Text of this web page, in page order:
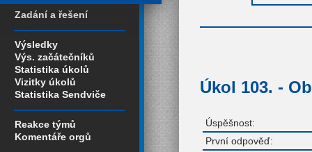
Zadání a řešení
Výsledky
Výs. začátečníků
Statistika úkolů
Vizitky úkolů
Statistika Sendviče
Reakce týmů
Komentáře orgů
Úkol 103. -
Úspěšnost:
První odpověď: